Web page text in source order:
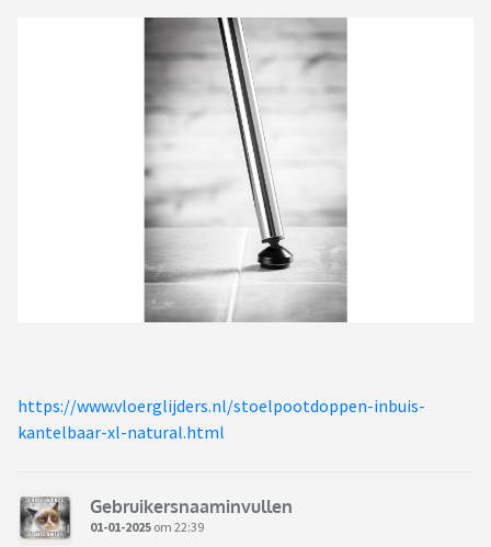
https://www.vloerglijders.nl/stoelpootdoppen-inbuis-
kantelbaar-xl-natural.html
Gebruikersnaaminvullen
01-01-2025 om 22:39